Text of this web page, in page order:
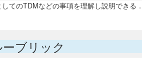
てのTDMなどの事項を理解し説明できる．
ブリック